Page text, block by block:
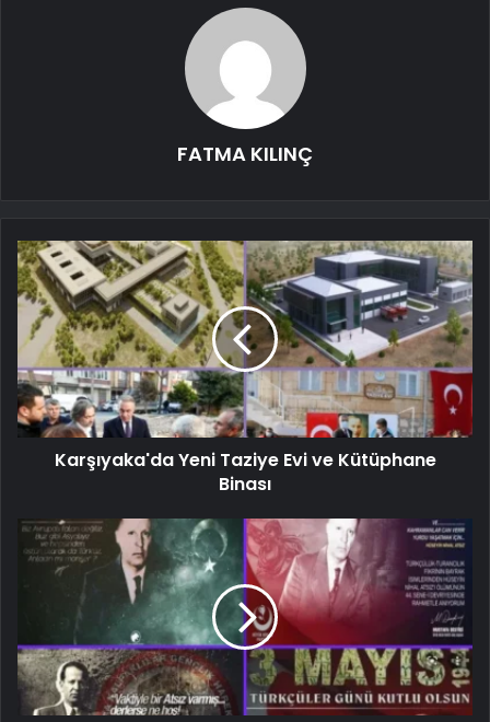
FATMA KILINÇ
Karşıyaka'da Yeni Taziye Evi ve Kütüphane
Binası